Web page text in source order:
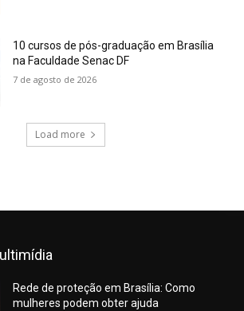
10 cursos de pós-graduação em Brasília
na Faculdade Senac DF
7 de agosto de 2026
Load more
Rede de proteção em Brasília: Como
mulheres podem obter ajuda